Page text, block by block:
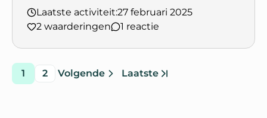
Laatste activiteit:27 februari 2025
2 waarderingen
1 reactie
Lees het gesprek `Samenvatting Webinar "MS
Ga naar
pagina
1 pagina
2 Volgende
pagina Laatste
pagina